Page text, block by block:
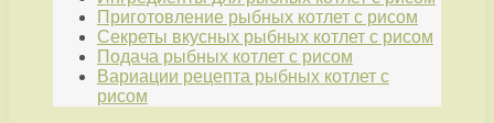
Приготовление рыбных котлет с рисом
Секреты вкусных рыбных котлет с рисом
Подача рыбных котлет с рисом
Вариации рецепта рыбных котлет с
рисом